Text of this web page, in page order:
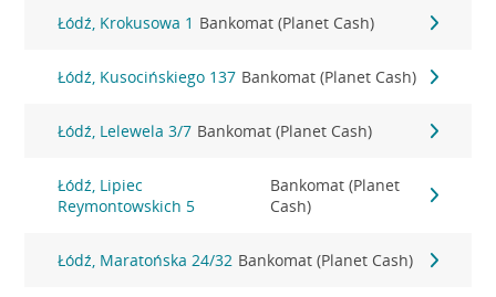
Łódź, Krokusowa 1 Bankomat (Planet Cash)
Łódź, Kusocińskiego 137 Bankomat (Planet Cash)
Łódź, Lelewela 3/7 Bankomat (Planet Cash)
Łódź, Lipiec
Reymontowskich 5
Bankomat (Planet
Cash)
Łódź, Maratońska 24/32 Bankomat (Planet Cash)